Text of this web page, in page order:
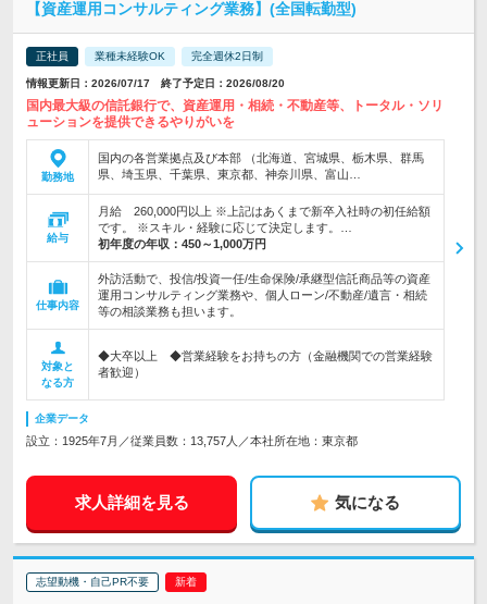
【資産運用コンサルティング業務】(全国転勤型)
正社員 業種未経験OK 完全週休2日制
情報更新日：2026/07/17 終了予定日：2026/08/20
国内最大級の信託銀行で、資産運用・相続・不動産等、トータル・ソリ
ューションを提供できるやりがいを
勤務地
国内の各営業拠点及び本部 （北海道、宮城県、栃木県、群馬
県、埼玉県、千葉県、東京都、神奈川県、富山…
給与
月給 260,000円以上 ※上記はあくまで新卒入社時の初任給額
です。 ※スキル・経験に応じて決定します。…
初年度の年収： 450～1,000万円
仕事内容
外訪活動で、投信/投資一任/生命保険/承継型信託商品等の資産
運用コンサルティング業務や、個人ローン/不動産/遺言・相続
等の相談業務も担います。
対象と
なる方
◆大卒以上 ◆営業経験をお持ちの方（金融機関での営業経験
者歓迎）
企業データ
設立：1925年7月／従業員数：13,757人／本社所在地：東京都
求人詳細を見る 気になる
志望動機・自己PR不要